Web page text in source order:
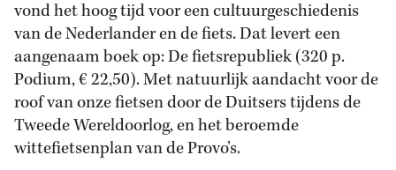
vond het hoog tijd voor een cultuurgeschiedenis
van de Nederlander en de fiets. Dat levert een
aangenaam boek op: De fietsrepubliek (320 p.
Podium, € 22,50). Met natuurlijk aandacht voor de
roof van onze fietsen door de Duitsers tijdens de
Tweede Wereldoorlog, en het beroemde
wittefietsenplan van de Provo’s.